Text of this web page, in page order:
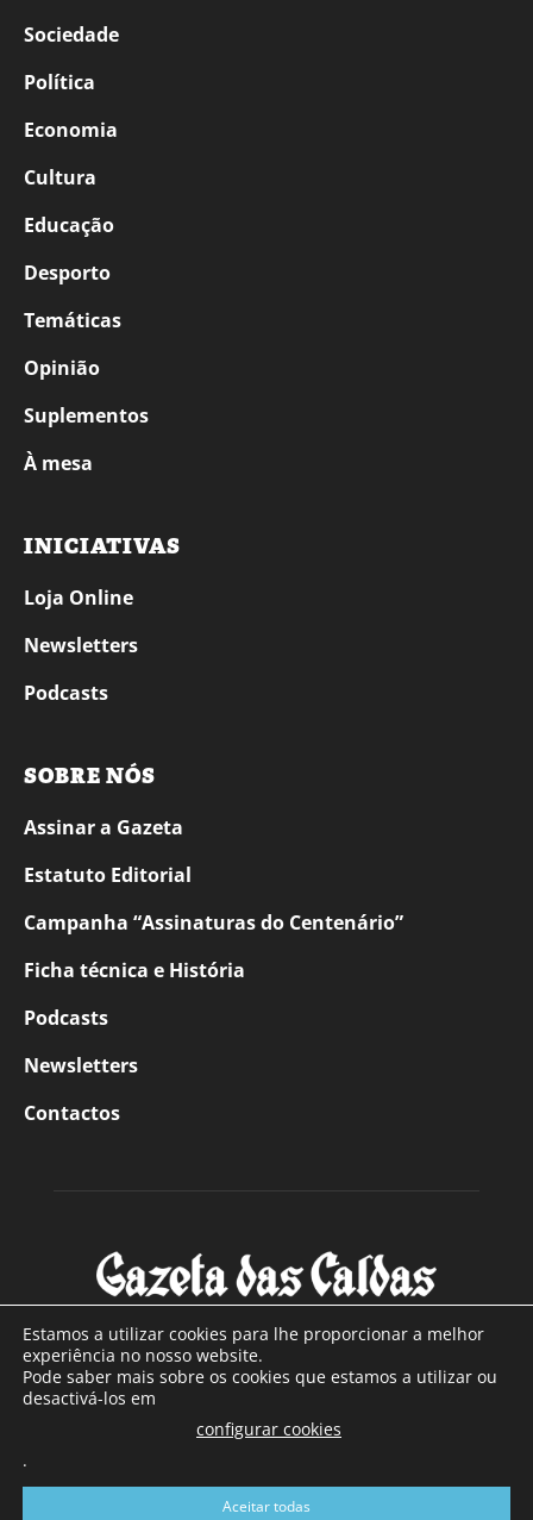
Sociedade
Política
Economia
Cultura
Educação
Desporto
Temáticas
Opinião
Suplementos
À mesa
INICIATIVAS
Loja Online
Newsletters
Podcasts
SOBRE NÓS
Assinar a Gazeta
Estatuto Editorial
Campanha “Assinaturas do Centenário”
Ficha técnica e História
Podcasts
Newsletters
Contactos
SOBRE NÓS
Com sede nas Caldas da Rainha e mais de 90 anos de
a sul de distrito de Leiria, com mais de 40.000 leitores por
toda a região Oeste. Jornal com distribuição em Portugal
Estamos a utilizar cookies para lhe proporcionar a melhor
experiência no nosso website.
Pode saber mais sobre os cookies que estamos a utilizar ou
desactivá-los em
configurar cookies
.
Aceitar todas